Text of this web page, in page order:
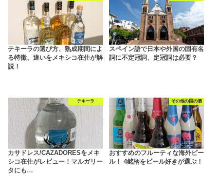
テキーラの選び方、熟成期間によ
る特徴、違いをメキシコ在住が解
説！
スペイン語で日本や外国の固有名
詞に不定冠詞、定冠詞は必要？
テキーラ
カサドレス/CAZADORESをメキ
シコ在住がレビュー！マルガリー
タにも…
その他の国の酒
おすすめのフルーティな海外ビー
ル！ 4銘柄をビール好きが選ぶ！